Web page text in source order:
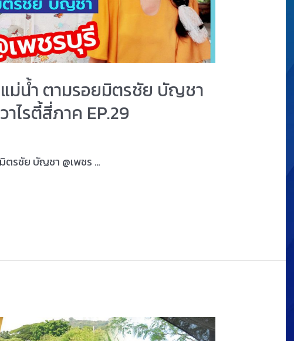
แม่น้ำ ตามรอยมิตรชัย บัญชา
ไรตี้สี่ภาค EP.29
ตรชัย บัญชา @เพชร …